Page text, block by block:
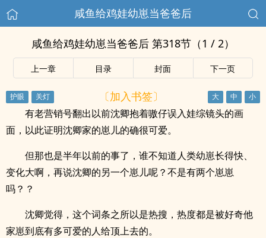
咸鱼给鸡娃幼崽当爸爸后
咸鱼给鸡娃幼崽当爸爸后 第318节（1 / 2）
上一章 目录 封面 下一页
〔加入书签〕
有老营销号翻出以前沈卿抱着嗷仔误入娃综镜头的画
面，以此证明沈卿家的崽儿的确很可爱。
但那也是半年以前的事了，谁不知道人类幼崽长得快、
变化大啊，再说沈卿的另一个崽儿呢？不是有两个崽崽
吗？？
沈卿觉得，这个词条之所以是热搜，热度都是被好奇他
家崽到底有多可爱的人给顶上去的。